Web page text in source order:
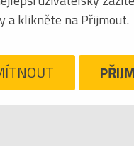
CARNAGE
líto, ale pro daný žánr/kategorii
a klikněte na Přijmout.